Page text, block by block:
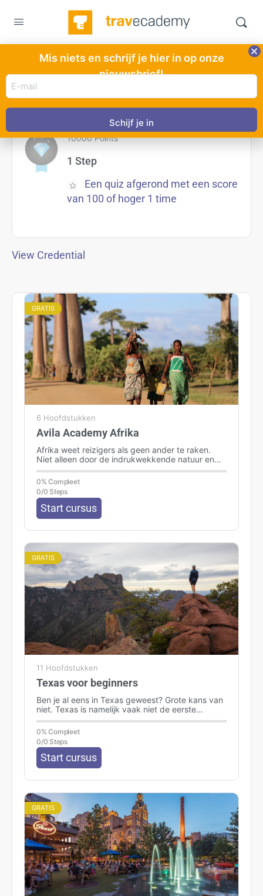
Diamant
10000 Points
1 Step
Een quiz afgerond met een score
van 100 of hoger 1 time
View Credential
GRATIS
6 Hoofdstukken
Avila Academy Afrika
Afrika weet reizigers als geen ander te raken.
Niet alleen door de indrukwekkende natuur en
wildlife, maar ook door de…
0% Compleet
0/0 Steps
Start cursus
GRATIS
11 Hoofdstukken
Texas voor beginners
Ben je al eens in Texas geweest? Grote kans van
niet. Texas is namelijk vaak niet de eerste
bestemming waar…
0% Compleet
0/0 Steps
Start cursus
GRATIS
Mis niets en schrijf je hier in op onze
nieuwsbrief!
E-
mail
adres